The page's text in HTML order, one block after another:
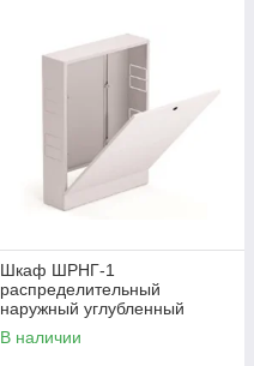
Шкаф ШРНГ-1
распределительный
наружный углубленный
(смесительные узлы входят)
В наличии